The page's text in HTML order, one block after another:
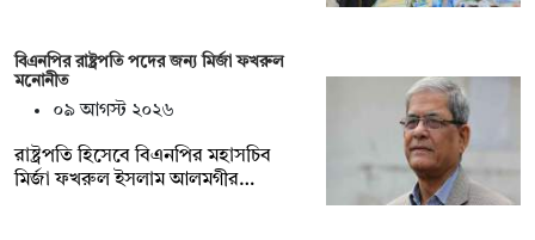
বিএনপির রাষ্ট্রপতি পদের জন্য মির্জা ফখরুল
মনোনীত
০৯ আগস্ট ২০২৬
রাষ্ট্রপতি হিসেবে বিএনপির মহাসচিব
মির্জা ফখরুল ইসলাম আলমগীর…